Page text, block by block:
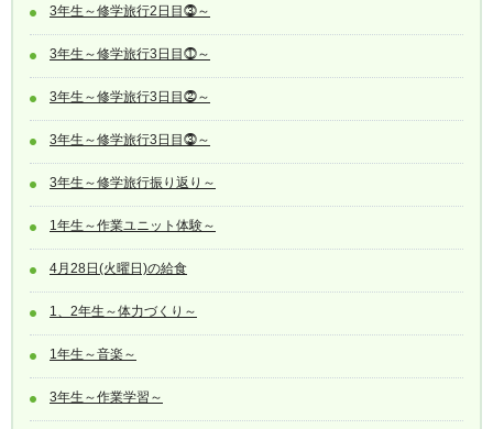
3年生～修学旅行2日目⓷～
3年生～修学旅行3日目⓵～
3年生～修学旅行3日目⓶～
3年生～修学旅行3日目⓷～
3年生～修学旅行振り返り～
1年生～作業ユニット体験～
4月28日(火曜日)の給食
1、2年生～体力づくり～
1年生～音楽～
3年生～作業学習～